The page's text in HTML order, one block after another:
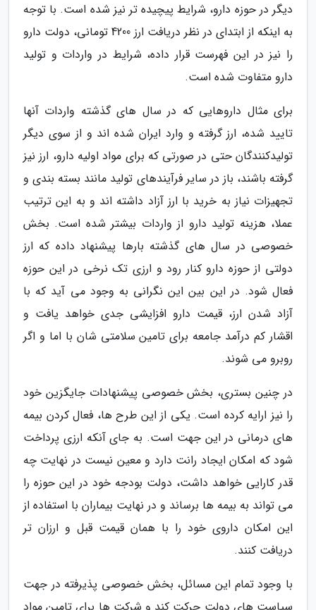
دیگر در حوزه دارو، شرایط پیچیده تر نیز شده است. با توجه
به اینکه از ابتدای در نظر دریافت ارز 4200 تومانی، دولت دارو
را نیز در این فهرست قرار داده، شرایط در واردات و تولید
دارو متفاوت شده است.
برای مثال داروهایی که در سال های گذشته واردات آنها
تایید شده، ارز گرفته و وارد ایران شده اند و از سوی دیگر
تولیدکنندگان حتی در صورتی که برای مواد اولیه دارو، ارز نیز
گرفته باشند، باز در سایر فرآیندهای تولید مانند بسته بندی و
تجهیزات نیاز به خرید با ارز آزاد داشته اند و به این ترتیب
عملا، هزینه تولید دارو از واردات بیشتر شده است. بخش
خصوصی در سال های گذشته بارها پیشنهاد داده که ارز
دولتی از حوزه دارو کنار رود و ارزی تک نرخی در این حوزه
فعال شود. در این بین این نگرانی به وجود می آید که با
آزاد شدن ارز، قیمت دارو افزایشی جدی خواهد یافت و
اقشار کم درآمد جامعه برای تامین سلامتی شان با اما و اگر
روبرو می شوند.
در چنین بستری، بخش خصوصی پیشنهادات جایگزین خود
را نیز ارایه کرده است. یکی از این طرح ها، فعال کردن بیمه
های درمانی در این جهت است. به جای آنکه ارزی پرداخت
شود که امکان ایجاد رانت دارد و معین نیست در نهایت چه
قدر کارایی خواهد داشت، دولت بودجه خود در این حوزه را
می تواند به بیمه ها برساند و در نهایت بیماران با استفاده از
این امکان داروی خود را با همان قیمت قبل و ارزان تر
دریافت کنند.
با وجود تمام این مسائل، بخش خصوصی پذیرفته در جهت